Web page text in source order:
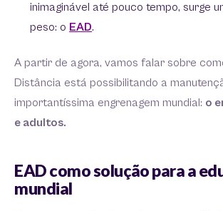
inimaginável até pouco tempo, surge
peso: o EAD.
A partir de agora, vamos falar sobre
Distância está possibilitando a
importantíssima engrenagem mundial: o
e adultos.
EAD como solução para a
mundial